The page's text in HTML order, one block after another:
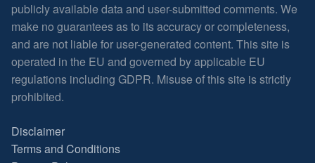
publicly available data and user-submitted comments. We
make no guarantees as to its accuracy or completeness,
and are not liable for user-generated content. This site is
operated in the EU and governed by applicable EU
regulations including GDPR. Misuse of this site is strictly
prohibited.
Disclaimer
Terms and Conditions